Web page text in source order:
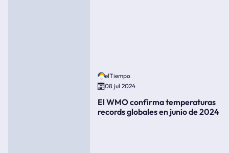
elTiempo
08 jul 2024
El WMO confirma temperaturas
records globales en junio de 2024